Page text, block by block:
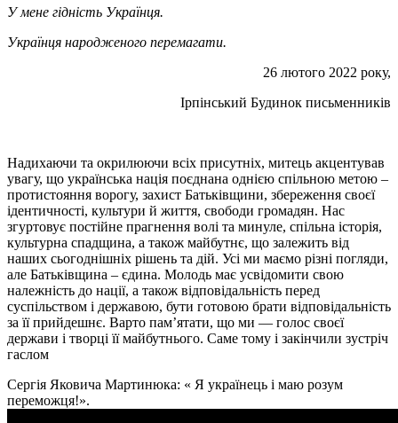
У мене гідність Українця.
Українця народженого перемагати.
26 лютого 2022 року,
Ірпінський Будинок письменників
Надихаючи та окрилюючи всіх присутніх, митець акцентував
увагу, що українська нація поєднана однією спільною метою –
протистояння ворогу, захист Батьківщини, збереження своєї
ідентичності, культури й життя, свободи громадян. Нас
згуртовує постійне прагнення волі та минуле, спільна історія,
культурна спадщина, а також майбутнє, що залежить від
наших сьогоднішніх рішень та дій. Усі ми маємо різні погляди,
але Батьківщина – єдина. Молодь має усвідомити свою
належність до нації, а також відповідальність перед
суспільством і державою, бути готовою брати відповідальність
за її прийдешнє. Варто пам’ятати, що ми — голос своєї
держави і творці її майбутнього. Саме тому і закінчили зустріч
гаслом
Сергія Яковича Мартинюка: « Я українець і маю розум
переможця!».